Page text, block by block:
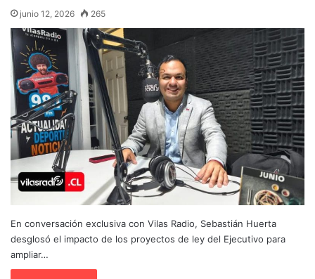
junio 12, 2026 265
En conversación exclusiva con Vilas Radio, Sebastián Huerta
desglosó el impacto de los proyectos de ley del Ejecutivo para
ampliar…